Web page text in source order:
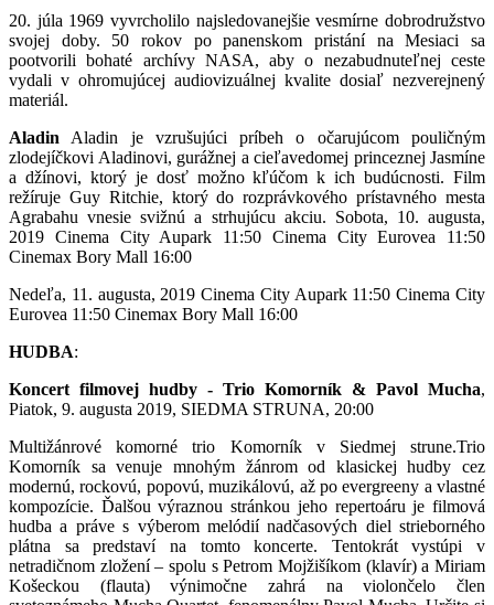
20. júla 1969 vyvrcholilo najsledovanejšie vesmírne dobrodružstvo
svojej doby. 50 rokov po panenskom pristání na Mesiaci sa
pootvorili bohaté archívy NASA, aby o nezabudnuteľnej ceste
vydali v ohromujúcej audiovizuálnej kvalite dosiaľ nezverejnený
materiál.
Aladin Aladin je vzrušujúci príbeh o očarujúcom pouličným
zlodejíčkovi Aladinovi, gurážnej a cieľavedomej princeznej Jasmíne
a džínovi, ktorý je dosť možno kľúčom k ich budúcnosti. Film
režíruje Guy Ritchie, ktorý do rozprávkového prístavného mesta
Agrabahu vnesie svižnú a strhujúcu akciu. Sobota, 10. augusta,
2019 Cinema City Aupark 11:50 Cinema City Eurovea 11:50
Cinemax Bory Mall 16:00
Nedeľa, 11. augusta, 2019 Cinema City Aupark 11:50 Cinema City
Eurovea 11:50 Cinemax Bory Mall 16:00
HUDBA:
Koncert filmovej hudby - Trio Komorník & Pavol Mucha,
Piatok, 9. augusta 2019, SIEDMA STRUNA, 20:00
Multižánrové komorné trio Komorník v Siedmej strune.Trio
Komorník sa venuje mnohým žánrom od klasickej hudby cez
modernú, rockovú, popovú, muzikálovú, až po evergreeny a vlastné
kompozície. Ďalšou výraznou stránkou jeho repertoáru je filmová
hudba a práve s výberom melódií nadčasových diel strieborného
plátna sa predstaví na tomto koncerte. Tentokrát vystúpi v
netradičnom zložení – spolu s Petrom Mojžišíkom (klavír) a Miriam
Košeckou (flauta) výnimočne zahrá na violončelo člen